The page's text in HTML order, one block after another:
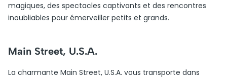
magiques, des spectacles captivants et des rencontres
inoubliables pour émerveiller petits et grands.
Main Street, U.S.A.
La charmante Main Street, U.S.A. vous transporte dans